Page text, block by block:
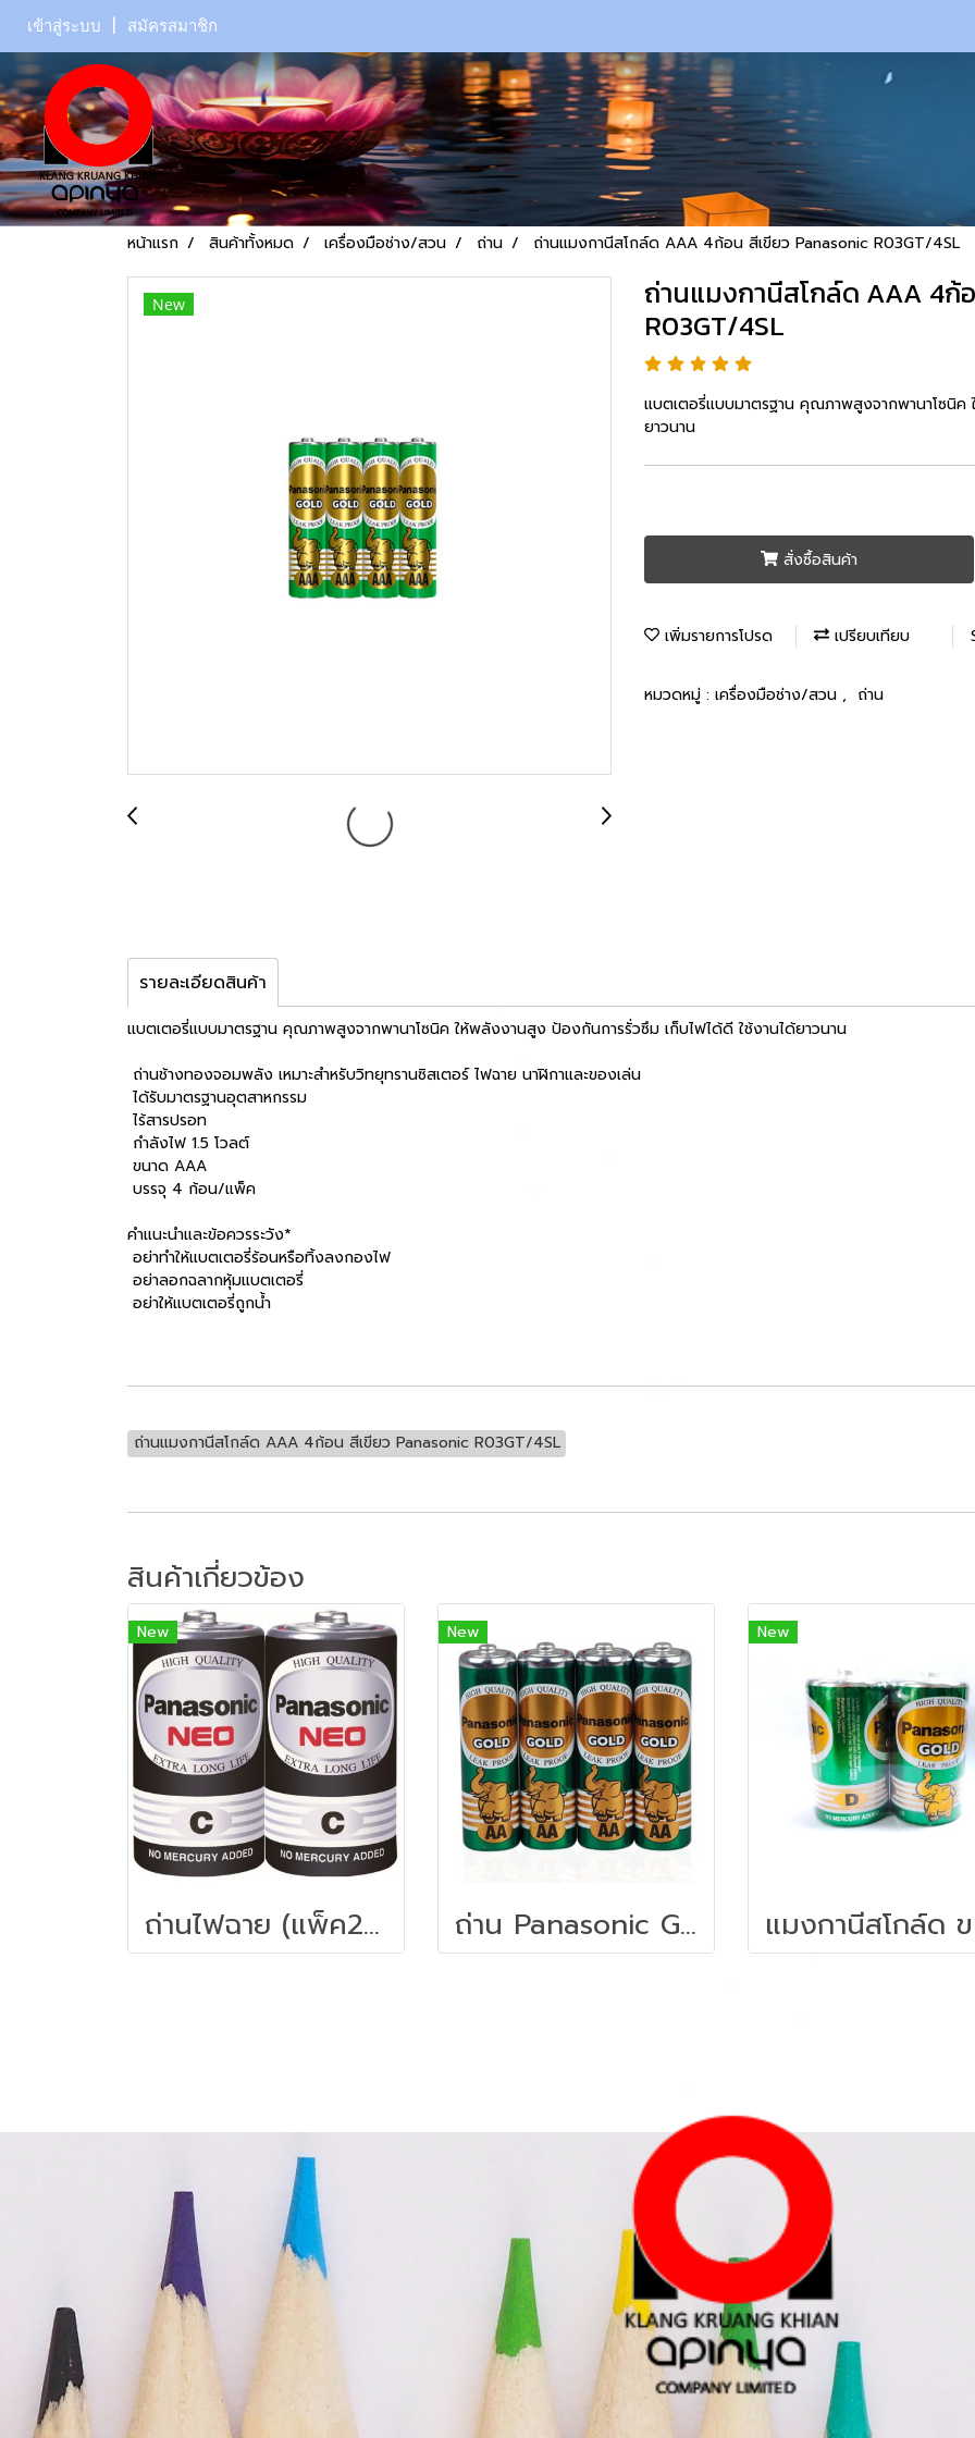
เข้าสู่ระบบ สมัครสมาชิก
หน้าแรก สินค้าทั้งหมด เครื่องมือช่าง/สวน ถ่าน ถ่านแมงกานีสโกล์ด AAA 4ก้อน สีเขียว Panasonic R03GT/4SL
New ถ่านแมงกานีสโกล์ด AAA 4ก้
R03GT/4SL
แบตเตอรี่แบบมาตรฐาน คุณภาพสูงจากพานาโซนิค
ยาวนาน
สั่งซื้อสินค้า
เพิ่มรายการโปรด เปรียบเทียบ
หมวดหมู่ : เครื่องมือช่าง/สวน , ถ่าน
รายละเอียดสินค้า
แบตเตอรี่แบบมาตรฐาน คุณภาพสูงจากพานาโซนิค ให้พลังงานสูง ป้องกันการรั่วซึม เก็บไฟได้ดี ใช้งานได้ยาวนาน
ถ่านช้างทองจอมพลัง เหมาะสำหรับวิทยุทรานซิสเตอร์ ไฟฉาย นาฬิกาและของเล่น
ได้รับมาตรฐานอุตสาหกรรม
ไร้สารปรอท
กำลังไฟ 1.5 โวลต์
ขนาด AAA
บรรจุ 4 ก้อน/แพ็ค
คำแนะนำและข้อควรระวัง*
อย่าทำให้แบตเตอรี่ร้อนหรือทิ้งลงกองไฟ
อย่าลอกฉลากหุ้มแบตเตอรี่
อย่าให้แบตเตอรี่ถูกน้ำ
ถ่านแมงกานีสโกล์ด AAA 4ก้อน สีเขียว Panasonic R03GT/4SL
สินค้าเกี่ยวข้อง
New
ถ่านไฟฉาย (แพ็ค2ก้อน) Panasonic NEO R14NT/2SL C
New
ถ่าน Panasonic Gold R6GT/4SL AA
New